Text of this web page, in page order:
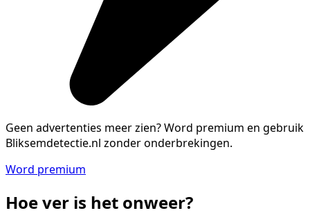
Geen advertenties meer zien?Word premium en gebruik
Bliksemdetectie.nl zonder onderbrekingen.
Word premium
Hoe ver is het onweer?